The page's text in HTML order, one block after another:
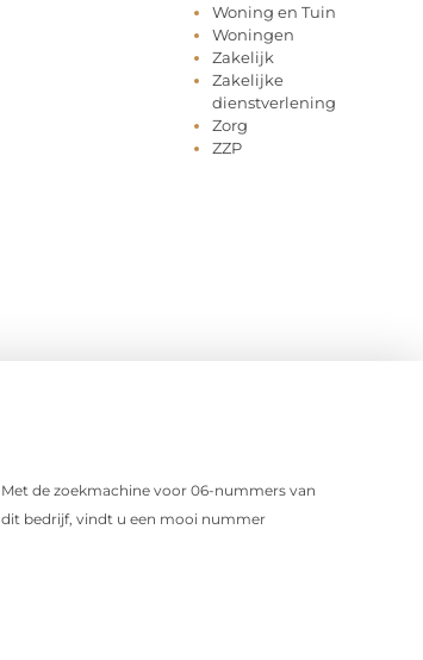
Woning en Tuin
Woningen
Zakelijk
Zakelijke
dienstverlening
Zorg
ZZP
Met de zoekmachine voor 06-nummers van
dit bedrijf, vindt u een mooi nummer